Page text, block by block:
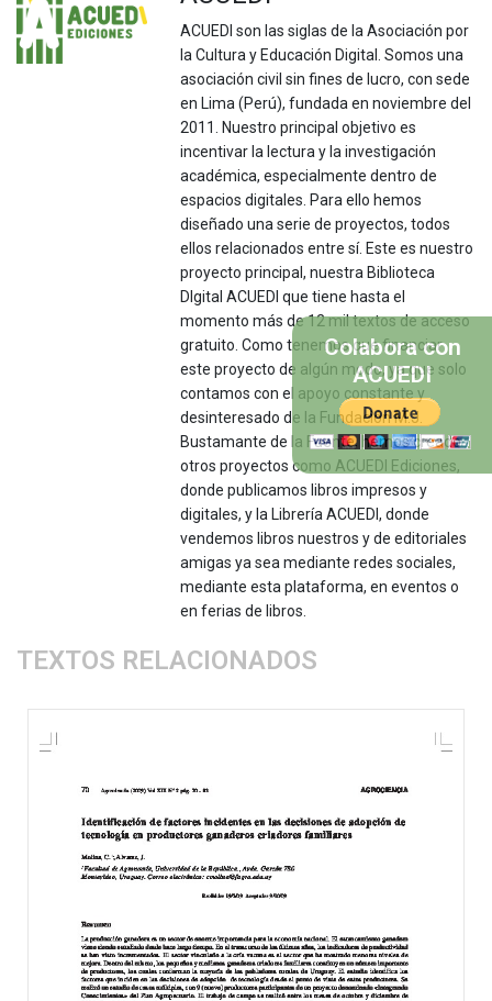
ACUEDI son las siglas de la Asociación por
la Cultura y Educación Digital. Somos una
asociación civil sin fines de lucro, con sede
en Lima (Perú), fundada en noviembre del
2011. Nuestro principal objetivo es
incentivar la lectura y la investigación
académica, especialmente dentro de
espacios digitales. Para ello hemos
diseñado una serie de proyectos, todos
ellos relacionados entre sí. Este es nuestro
proyecto principal, nuestra Biblioteca
DIgital ACUEDI que tiene hasta el
momento más de 12 mil textos de acceso
gratuito. Como tenemos que financiar
este proyecto de algún modo, ya que solo
contamos con el apoyo constante y
desinteresado de la Fundación M.J.
Bustamante de la Fuente, hemos creado
otros proyectos como ACUEDI Ediciones,
donde publicamos libros impresos y
digitales, y la Librería ACUEDI, donde
vendemos libros nuestros y de editoriales
amigas ya sea mediante redes sociales,
mediante esta plataforma, en eventos o
en ferias de libros.
TEXTOS RELACIONADOS
Colabora con
ACUEDI